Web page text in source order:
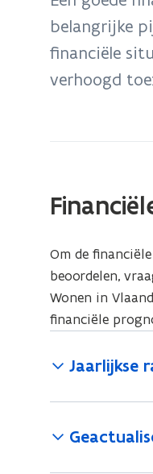
Financieel
beheer
belangrijke
financiële
verhoogd
Om de
beoordelen,
Wonen in
financiële
Jaarlijkse